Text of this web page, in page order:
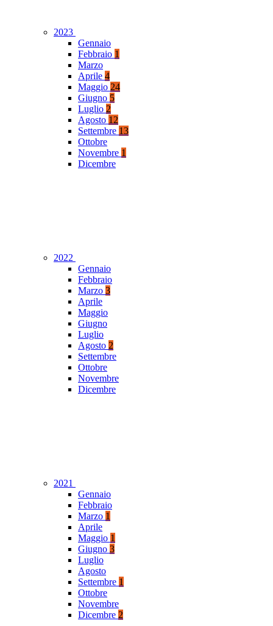
2023
Gennaio
Febbraio 1
Marzo
Aprile 4
Maggio 24
Giugno 5
Luglio 2
Agosto 12
Settembre 13
Ottobre
Novembre 1
Dicembre
2022
Gennaio
Febbraio
Marzo 3
Aprile
Maggio
Giugno
Luglio
Agosto 2
Settembre
Ottobre
Novembre
Dicembre
2021
Gennaio
Febbraio
Marzo 1
Aprile
Maggio 1
Giugno 3
Luglio
Agosto
Settembre 1
Ottobre
Novembre
Dicembre 2